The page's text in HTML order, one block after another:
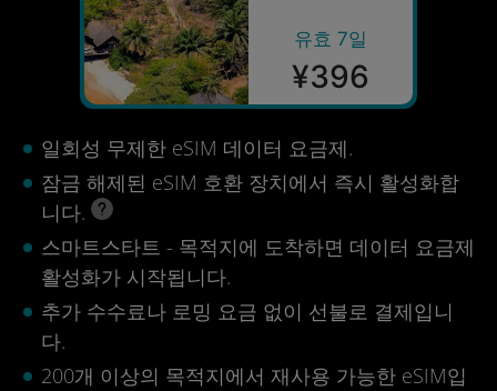
유효 7일
¥396
일회성 무제한 eSIM 데이터 요금제.
잠금 해제된 eSIM 호환 장치에서 즉시 활성화합
니다.
스마트스타트 - 목적지에 도착하면 데이터 요금제
활성화가 시작됩니다.
추가 수수료나 로밍 요금 없이 선불로 결제입니
다.
200개 이상의 목적지에서 재사용 가능한 eSIM입